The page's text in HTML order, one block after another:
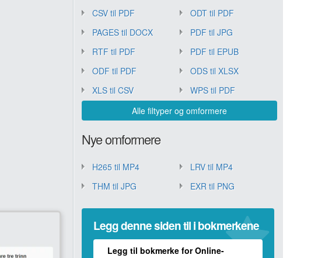
CSV til PDF
ODT til PDF
PAGES til DOCX
PDF til JPG
RTF til PDF
PDF til EPUB
ODF til PDF
ODS til XLSX
XLS til CSV
WPS til PDF
Alle filtyper og omformere
Nye omformere
H265 til MP4
LRV til MP4
THM til JPG
EXR til PNG
Legg denne siden til i bokmerkene
Legg til bokmerke for Online-